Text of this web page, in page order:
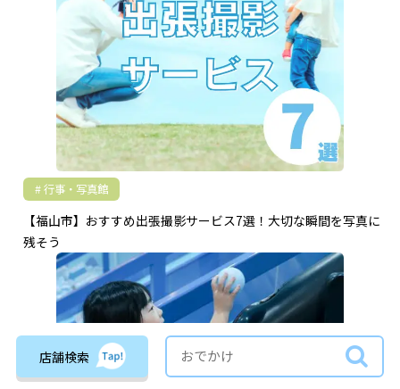
行事・写真館
【福山市】おすすめ出張撮影サービス7選！大切な瞬間を写真に
残そう
店舗検索